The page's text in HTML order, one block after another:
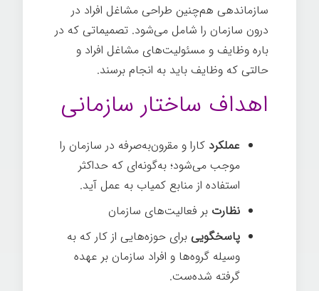
سازماندهی هم‌چنین طراحی مشاغل افراد در
درون سازمان را شامل می­‌شود. تصمیماتی که در
باره وظایف و مسئولیت­‌های مشاغل افراد و
حالتی که وظایف باید به انجام برسند.
اهداف ساختار سازمانی
عملکرد کارا و مقرون‌به‌صرفه در سازمان را
موجب می­‌شود؛ به‌گونه­‌ای که حداکثر
استفاده از منابع کمیاب به عمل آید.
نظارت بر فعالیت­‌های سازمان
پاسخگویی برای حوزه­‌هایی از کار که به
وسیله گروه­‌ها و افراد سازمان بر عهده
گرفته شده‌ست.